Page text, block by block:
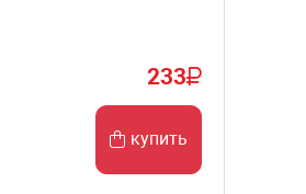
233
купить